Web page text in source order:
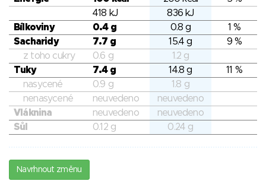
418 kJ
836 kJ
Bílkoviny
0.4 g 0.8 g
1 %
Sacharidy
7.7 g 15.4 g
9 %
z toho cukry
0.6 g
1.2 g
Tuky
7.4 g 14.8 g
11 %
nasycené
0.9 g
1.8 g
nenasycené
neuvedeno
neuvedeno
Vláknina
neuvedeno
neuvedeno
Sůl
0.12 g 0.24 g
Navrhnout změnu